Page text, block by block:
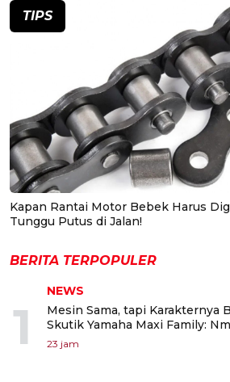
TIPS
Kapan Rantai Motor Bebek Harus
Tunggu Putus di Jalan!
BERITA TERPOPULER
1
NEWS
Mesin Sama, tapi Karakternya
Skutik Yamaha Maxi Family:
23 jam